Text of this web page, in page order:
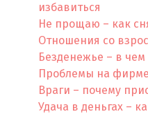
избавиться
Не прощаю – как
Отношения со
Безденежье – в
Проблемы на
Враги – почему
Удача в деньгах –